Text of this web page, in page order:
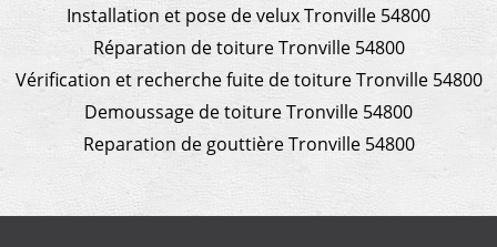
Installation et pose de velux Tronville 54800
Réparation de toiture Tronville 54800
Vérification et recherche fuite de toiture Tronville 54800
Demoussage de toiture Tronville 54800
Reparation de gouttière Tronville 54800